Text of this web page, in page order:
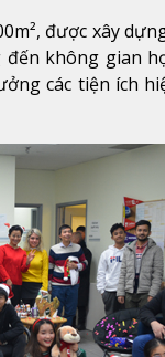
được xây
đến không gian
các tiện ích